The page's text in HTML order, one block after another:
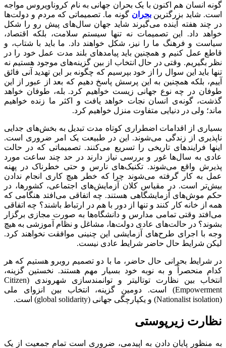
گونه انسان هم اکنون با یک بحران جهانی به نام کروناویروس مواجه
است. شاید بزرگترینبحران گونه ما. تصمیماتی که مردم و دولت‌ها
در چند هفته آینده می‌گیرند شاید جهان سال‌های پیش رو را شکل
خواهد داد. این تصمیمات نه تنها سیستم سلامت، بلکه اقتصاد،
سیاست و فرهنگ ما را نیز، شکل خواهند داد. ما باید با شتاب، و
قاطع عمل کنیم و همچنین باید پیامدهای بلند مدت عمل خود را در
نظر بگیریم. وقتی در حال انتخاب از بین گزینه‌های موجود هستیم نه
تنها باید این سوال را از خود بپرسیم که چگونه بر این تهدید آنی فائق
آییم، بلکه همچنین به این پرسش پاسخ دهیم که بعد از عبور از این
طوفان در چه نوع جهانی زیست خواهیم کرد. بله، طوفان خواهد
گذشت، گونه‌ی انسان نجات خواهد یافت و اکثر ما زنده خواهیم
ماند؛ ولی در دنیایی متفاوت منزل خواهیم کرد.
بسیاری از اقدامات اضطراری کوتاه مدت تبدیل به بخش‌های جدایی
ناپذیری از زندگی می‌شوند. این در طبیعت یک امر ضروری است.
اینها فرایندهای تاریخی را تسریع می‌کنند. تصمیماتی که در حالت
عادی به سال‌ها غور و بررسی نیاز دارند در حد چند ساعت مورد
پذیرش واقع می‌شوند. تکنیک‌های نارس و حتی خطرناک در پهنه
عمل به کار گرفته می‌شوند چرا که خطر هیچ کاری انجام ندادن
بیش‌تر است. در مقیاس کلان آزمایش‌های اجتماعی، کشورها، در
حکم موش‌های آزمایشگاهی هستند. چه اتفاقی می‌افتد هنگامی که
همه از خانه کار کنند و تنها از دور با هم در ارتباط باشند؟ چه اتفاقی
می‌افتد وقتی تمامی مدارس و دانشگاه‌ها به صورت مجازی برگزار
بشوند؟ در حالت‌های عادی دولت‌ها، مشاغل و نظام آموزشی به هیچ
وجه با اجرای طرح‌های آزمایشی این چنینی موافقت نخواهند کرد.
لیکن شرایط حال حاضر شرایط عادی نیست.
در شرایط بحرانی حال حاضر، ما با دو تصمیم روبرو هستیم که هر
کدام منحصراً و به نوبه خود بسیار مهم هستند. نخستین گزینه،
انتخاب بین نظارت توتالیتر و توانمندسازی شهروندی (Citizen
Empowerment) است. دومین گزینه، انتخاب بین انزوای ملی
(Nationalist isolation) و یکپارچگی جهانی (global solidarity) است.
نظارت زیرپوستی
به منظور پایان دادن به اپیدمی، ضروری است تمام جمعیت از یک